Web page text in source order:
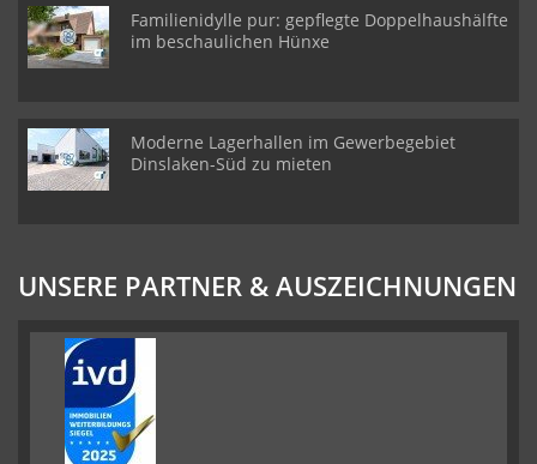
Familienidylle pur: gepflegte Doppelhaushälfte
im beschaulichen Hünxe
Moderne Lagerhallen im Gewerbegebiet
Dinslaken-Süd zu mieten
UNSERE PARTNER & AUSZEICHNUNGEN